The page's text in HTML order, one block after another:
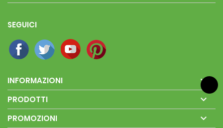
SEGUICI
INFORMAZIONI 
PRODOTTI 
PROMOZIONI 